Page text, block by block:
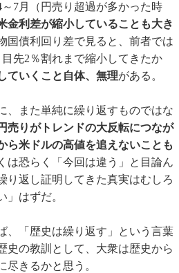
7月（円売り超過が多かった時
金利差が縮小していることも大き
国債利回り差で見ると、前者では
先2％割れまで縮小してきたか
ていくこと自体、無理がある。
また単純に繰り返すものではな
売りがトレンドの大反転につなが
ら米ドルの高値を追えないことも
は恐らく「今回は違う」と目論ん
り返し証明してきた真実はむしろ
」はずだ。
「歴史は繰り返す」という言葉
史の教訓として、大衆は歴史から
尽きるかと思う。